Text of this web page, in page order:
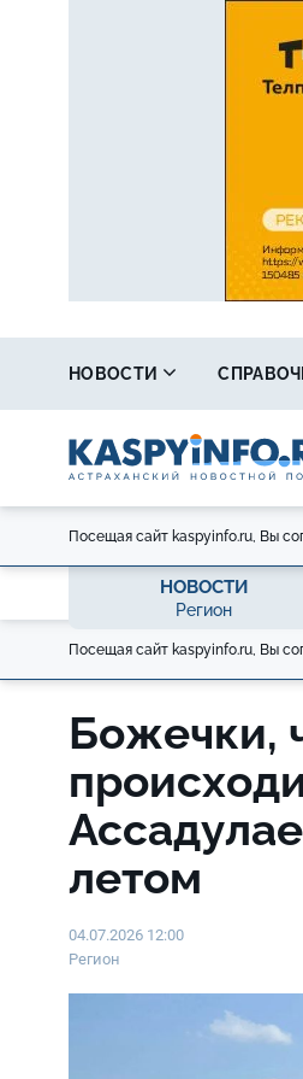
НОВОСТИ
Посещая сайт kaspyinfo.ru, Вы
НОВОСТИ
Регион
Посещая сайт kaspyinfo.ru, Вы
Божечки,
летом
04.07.2026 12:00
Регион